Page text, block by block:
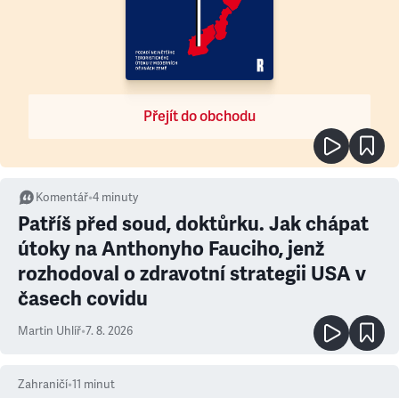
Přejít do obchodu
Komentář•4 minuty
Patříš před soud, doktůrku. Jak chápat
útoky na Anthonyho Fauciho, jenž
rozhodoval o zdravotní strategii USA v
časech covidu
Martin Uhlíř•7. 8. 2026
Zahraničí•11 minut